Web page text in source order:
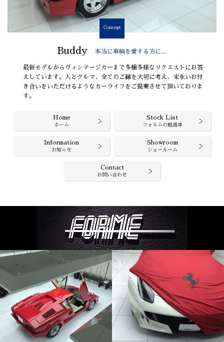
Concept
Buddy 本当に車輌を愛する方に…
最新モデルからヴィンテージカーまで多種多様なリクエストにお答
えしています。人とクルマ、全てのご縁を大切に考え、末永いお付
き合いをいただけるようなカーライフをご提案させて頂いておりま
す。
Home
ホーム
Stock List
フォルムの厳選車
Information
お知らせ
Showroom
ショールーム
Contact
お問い合わせ